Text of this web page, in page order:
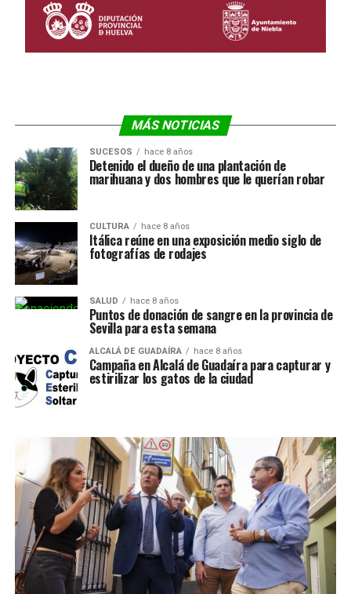
MÁS NOTICIAS
SUCESOS hace 8 años
Detenido el dueño de una plantación de
marihuana y dos hombres que le querían robar
CULTURA hace 8 años
Itálica reúne en una exposición medio siglo de
fotografías de rodajes
SALUD hace 8 años
Puntos de donación de sangre en la provincia de
Sevilla para esta semana
ALCALÁ DE GUADAÍRA hace 8 años
Campaña en Alcalá de Guadaíra para capturar y
estirilizar los gatos de la ciudad